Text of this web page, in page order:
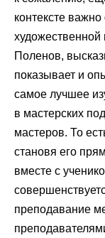
контексте
художественной
Поленов,
показывает и
самое лучшее
в мастерских
мастеров. То
становя его
вместе с
преподавание